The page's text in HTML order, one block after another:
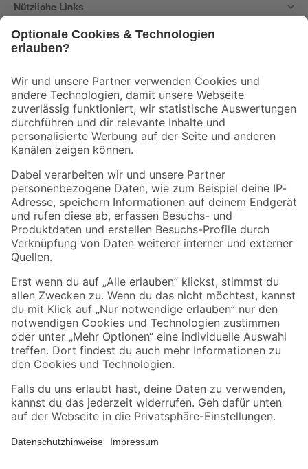
Nützliche Links
Der toom Newsletter: Keine Angebote und Aktionen mehr verpassen!
Zur Newsletter Anmeldung
Folge uns
Zahlungsarten Versandarten
Sicher einkaufen
Jetzt die toom-App herunterladen
Alle Preisangaben in EUR inkl. gesetzl. MwSt.. Die dargestellten Angebote sind unter
Umständen nicht in allen Märkten verfügbar. Die angegebenen Verfügbarkeiten beziehen
Produkte nur solange der Vorrat reicht.
*Paketversand ab 59 € versandkostenfrei, gilt nicht für Artikel mit Speditionsversand, hier